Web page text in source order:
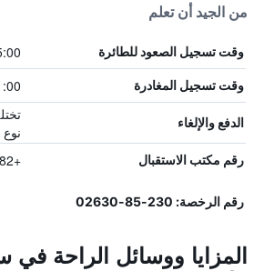
من الجيد أن تعلم
وقت تسجيل الصعود للطائرة
وقت تسجيل المغادرة
الدفع والإلغاء
رقم مكتب الاستقبال +82 (0) 23 213 1000
رقم الرخصة: 230-85-02630
المزايا ووسائل الراحة